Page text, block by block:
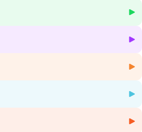
d'un travail frontalier.
ou non choisi la loi applicable au contrat de